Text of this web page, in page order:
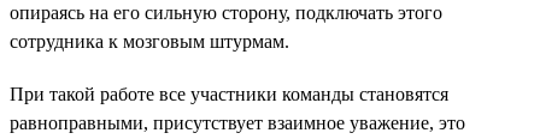
опираясь на его сильную сторону, подключать этого
сотрудника к мозговым штурмам.
При такой работе все участники команды становятся
равноправными, присутствует взаимное уважение, это